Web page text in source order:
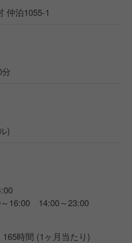
緒に目指して、お客様をおも
、この求人を通じて少しでも
ればとても嬉しいです。
仲泊1055-1
)
16:00 14:00～23:00
時間 (1ヶ月当たり)